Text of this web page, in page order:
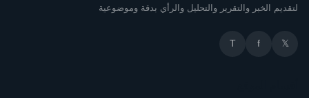
لتقديم الخبر والتقرير والتحليل والرأي بدقة وموضوعية
𝕏
f
T